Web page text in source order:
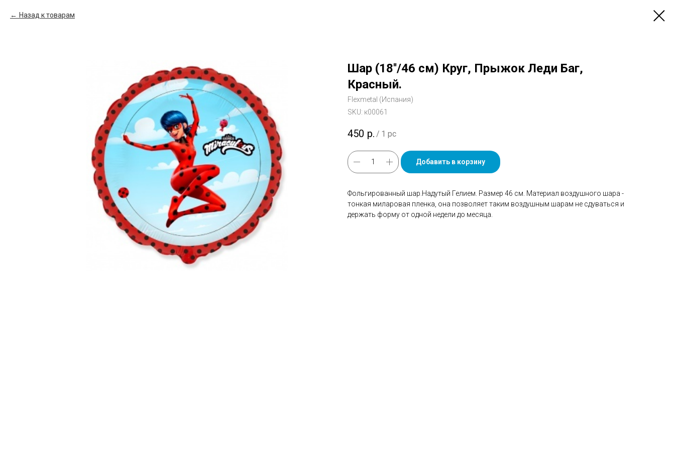
Назад к товарам
Шар (18''/46 см) Круг, Прыжок Леди Баг,
Красный.
Flexmetal (Испания)
SKU: к00061
450 р. / 1 pc
Добавить в корзину
Фольгированный шар.Надутый Гелием. Размер 46 см. Материал воздушного шара -
тонкая миларовая пленка, она позволяет таким воздушным шарам не сдуваться и
держать форму от одной недели до месяца.